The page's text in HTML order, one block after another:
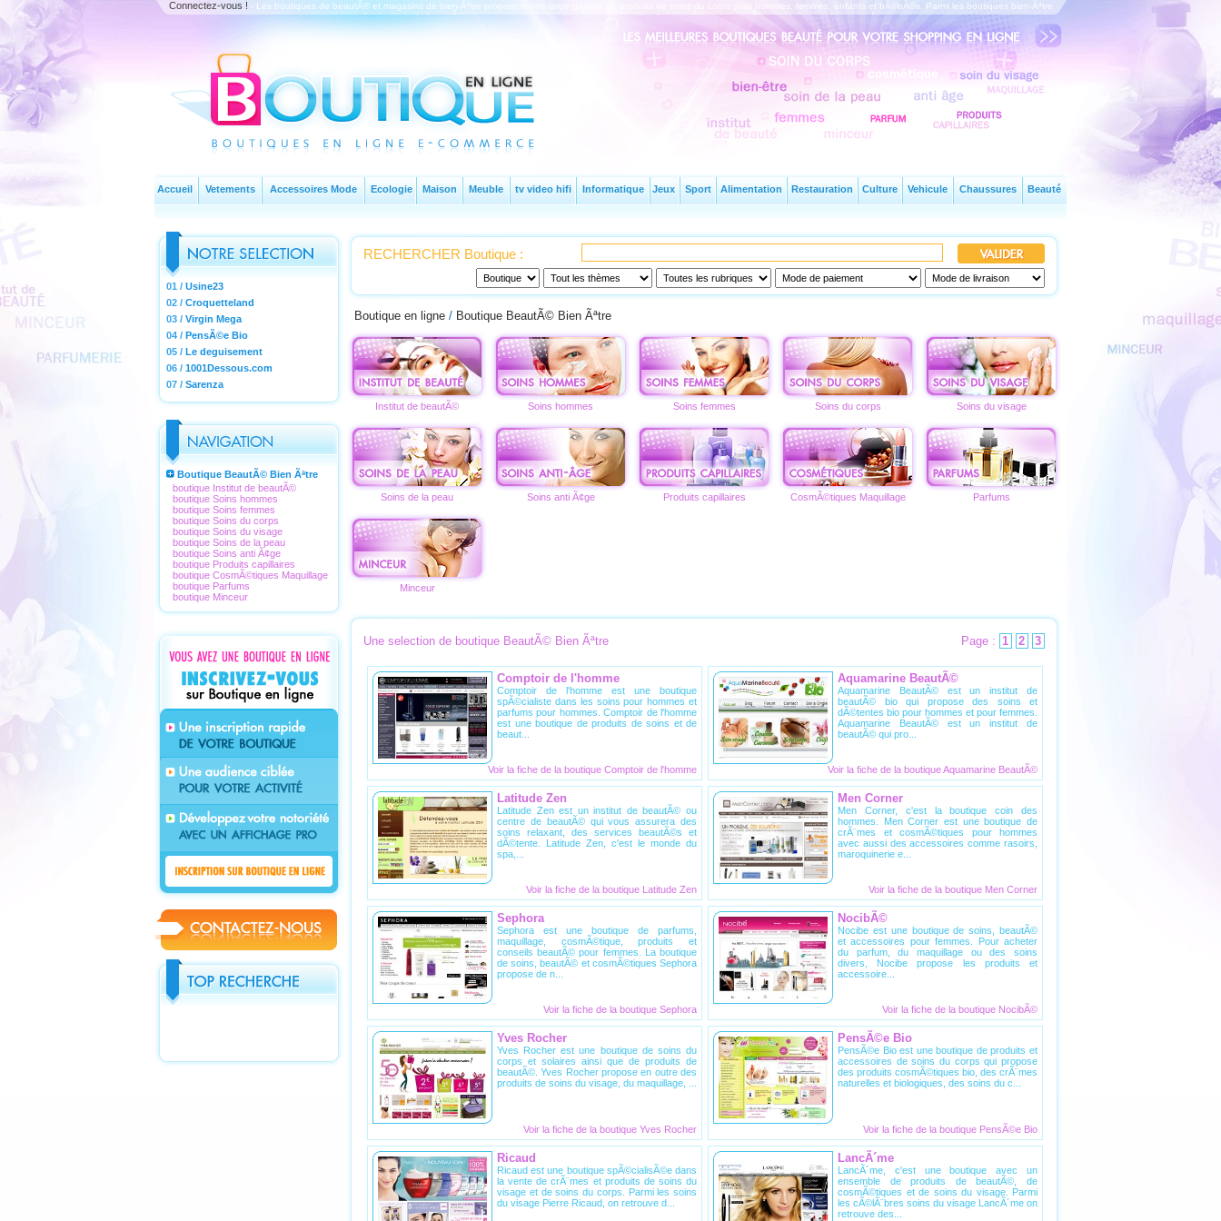
Connectez-vous ! - Les boutiques de beautÃ© et magasins de bien-Ãªtre proposent une large gamme de produits de soins du corps pour hommes, femmes, enfants et bÃ©bÃ©s. Parmi les boutiques bien-Ãªtre
on retrouve les instituts de beautÃ© mais aussi les magasins spÃ©cialisÃ©s dans la beautÃ© ou le bien-Ãªtre de telle ou telle partie du corps.
Accueil Vetements Accessoires Mode Ecologie Maison Meuble tv video hifi Informatique Jeux Sport Alimentation Restauration Culture Vehicule Chaussures Beauté
01 / Usine23
02 / Croquetteland
03 / Virgin Mega
04 / PensÃ©e Bio
05 / Le deguisement
06 / 1001Dessous.com
07 / Sarenza
Boutique BeautÃ© Bien Ãªtre
boutique Institut de beautÃ©
boutique Soins hommes
boutique Soins femmes
boutique Soins du corps
boutique Soins du visage
boutique Soins de la peau
boutique Soins anti Ã¢ge
boutique Produits capillaires
boutique CosmÃ©tiques Maquillage
boutique Parfums
boutique Minceur
RECHERCHER Boutique :
Boutique en ligne / Boutique BeautÃ© Bien Ãªtre
Institut de beautÃ© Soins hommes Soins femmes Soins du corps Soins du visage
Soins de la peau Soins anti Ã¢ge Produits capillaires CosmÃ©tiques Maquillage Parfums
Minceur
Une selection de boutique BeautÃ© Bien Ãªtre Page : 1 2 3
Comptoir de l'homme
Comptoir de l'homme est une boutique
spÃ©cialiste dans les soins pour hommes et
parfums pour hommes. Comptoir de l'homme
est une boutique de produits de soins et de
beaut...
Voir la fiche de la boutique Comptoir de l'homme
Aquamarine BeautÃ©
Aquamarine BeautÃ© est un institut de
beautÃ© bio qui propose des soins et
dÃ©tentes bio pour hommes et pour femmes.
Aquamarine BeautÃ© est un institut de
beautÃ© qui pro...
Voir la fiche de la boutique Aquamarine BeautÃ©
Latitude Zen
Latitude Zen est un institut de beautÃ© ou
centre de beautÃ© qui vous assurera des
soins relaxant, des services beautÃ©s et
dÃ©tente. Latitude Zen, c'est le monde du
spa,...
Voir la fiche de la boutique Latitude Zen
Men Corner
Men Corner, c'est la boutique coin des
hommes. Men Corner est une boutique de
crÃ¨mes et cosmÃ©tiques pour hommes
avec aussi des accessoires comme rasoirs,
maroquinerie e...
Voir la fiche de la boutique Men Corner
Sephora
Sephora est une boutique de parfums,
maquillage, cosmÃ©tique, produits et
conseils beautÃ© pour femmes. La boutique
de soins, beautÃ© et cosmÃ©tiques Sephora
propose de n...
Voir la fiche de la boutique Sephora
NocibÃ©
Nocibe est une boutique de soins, beautÃ©
et accessoires pour femmes. Pour acheter
du parfum, du maquillage ou des soins
divers, Nocibe propose les produits et
accessoire...
Voir la fiche de la boutique NocibÃ©
Yves Rocher
Yves Rocher est une boutique de soins du
corps et solaires ainsi que de produits de
beautÃ©. Yves Rocher propose en outre des
produits de soins du visage, du maquillage, ...
Voir la fiche de la boutique Yves Rocher
PensÃ©e Bio
PensÃ©e Bio est une boutique de produits et
accessoires de soins du corps qui propose
des produits cosmÃ©tiques bio, des crÃ¨mes
naturelles et biologiques, des soins du c...
Voir la fiche de la boutique PensÃ©e Bio
Ricaud
Ricaud est une boutique spÃ©cialisÃ©e dans
la vente de crÃ¨mes et produits de soins du
visage et de soins du corps. Parmi les soins
du visage Pierre Ricaud, on retrouve d...
LancÃ´me
LancÃ´me, c'est une boutique avec un
ensemble de produits de beautÃ©, de
cosmÃ©tiques et de soins du visage. Parmi
les cÃ©lÃ¨bres soins du visage LancÃ´me on
retrouve des...